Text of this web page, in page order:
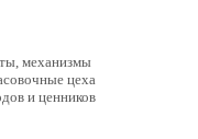
механизмы
цеха
и ценников